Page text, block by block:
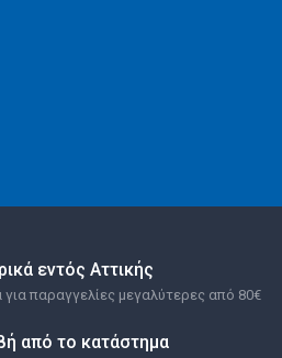
εντός Αττικής
παραγγελίες μεγαλύτερες από 80€
από το κατάστημα